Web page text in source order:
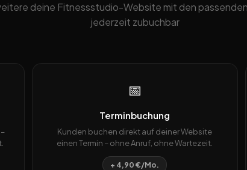
deine Fitnessstudio-Website mit den
jederzeit zubuchbar
📅
Terminbuchung
Kunden buchen direkt auf deiner Website
einen Termin – ohne Anruf, ohne Wartezeit.
+ 4,90 €/Mo.